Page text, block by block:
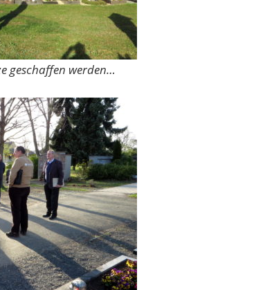
geschaffen werden…